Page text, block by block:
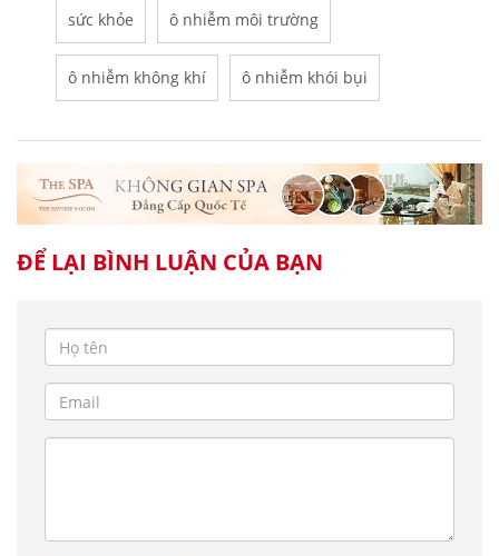
sức khỏe ô nhiễm môi trường
ô nhiễm không khí ô nhiễm khói bụi
ĐỂ LẠI BÌNH LUẬN CỦA BẠN